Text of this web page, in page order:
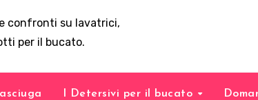
confronti su lavatrici,
per il bucato.
I Detersivi per il bucato